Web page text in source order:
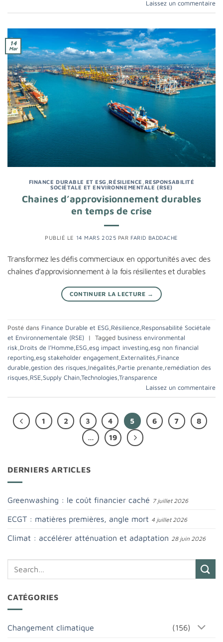
Laissez un commentaire
14
Mar
FINANCE DURABLE ET ESG ,RÉSILIENCE RESPONSABILITÉ
SOCIÉTALE ET ENVIRONNEMENTALE (RSE)
Chaînes d’approvisionnement durables
en temps de crise
PUBLIÉ LE 14 MARS 2025 PAR FARID BADDACHE
Transformez les défis commerciaux en opportunités avec des
chaînes d’approvisionnement à la fois résilientes et durables
CONTINUER LA LECTURE →
Posté dans Finance Durable et ESG,Résilience,Responsabilité Sociétale
et Environnementale (RSE)
| Tagged business environmental
risk,Droits de l’Homme,ESG,esg impact investing,esg non financial
reporting,esg stakeholder engagement,Externalités,Finance
durable,gestion des risques,Inégalités,Partie prenante,remédiation des
risques,RSE,Supply Chain,Technologies,Transparence
Laissez un commentaire
1 2 3 4 5 6 7
8
…
19
DERNIERS ARTICLES
Greenwashing : le coût financier caché 7 juillet 2026
ECGT : matières premières, angle mort 4 juillet 2026
Climat : accélérer atténuation et adaptation 28 juin 2026
CATÉGORIES
Changement climatique (156)